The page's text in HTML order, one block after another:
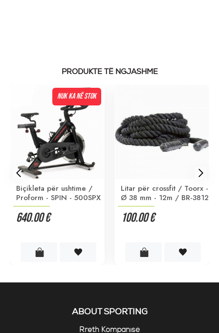
PRODUKTE TË NGJASHME
NUK KA NË STOK
Biçikleta për ushtime /
Proform - SPIN - 500SPX
640.00 €
Litar për crossfit / Toorx -
Ø 38 mm - 12m / BR-3812
100.00 €
ABOUT SPORTING
Rreth Kompanisë